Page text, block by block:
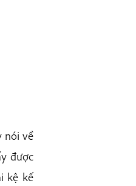
nói về
được
kệ kế